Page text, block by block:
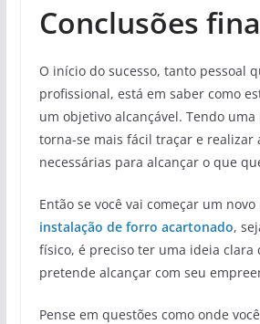
Conclusões
O início do sucesso, tanto pessoal
profissional, está em saber como
um objetivo alcançável. Tendo
torna-se mais fácil traçar e realizar
necessárias para alcançar o que
Então se você vai começar um
instalação de forro acartonado,
físico, é preciso ter uma ideia clara
pretende alcançar com seu
Pense em questões como onde